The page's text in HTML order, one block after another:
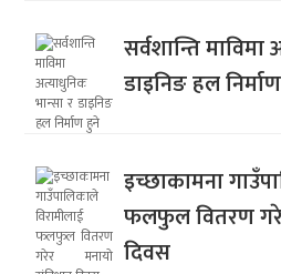
सर्वशान्ति
डाइनिङ हल
इच्छाकामना
फलफुल वितरण
दिवस